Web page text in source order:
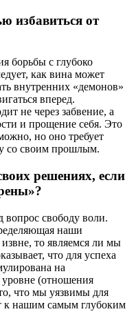
избавиться от
борьбы с глубоко
как вина может
внутренних «демонов»
вперед.
не через забвение, а
и прощение себя. Это
но оно требует
со своим прошлым.
решениях, если
вопрос свободу воли.
наши
то являемся ли мы
что для успеха
на
(отношения
что мы уязвимы для
к нашим самым глубоким